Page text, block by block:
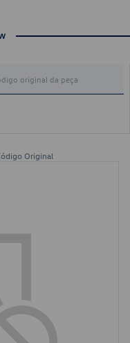
Original